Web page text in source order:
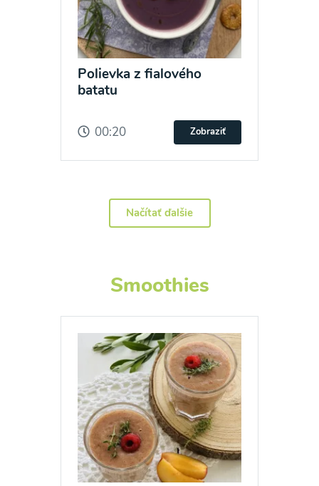
Polievka z fialového
batatu
00:20 Zobraziť
Načítať ďalšie
Smoothies